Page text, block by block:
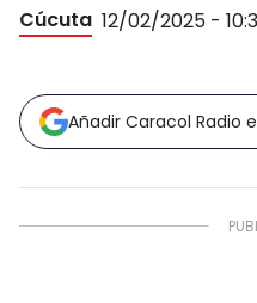
Cúcuta 12/02/2025 -
Añadir Caracol Radio